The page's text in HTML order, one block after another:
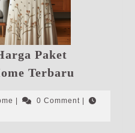
Paket
Terbaru
|
Indihome0 Comment